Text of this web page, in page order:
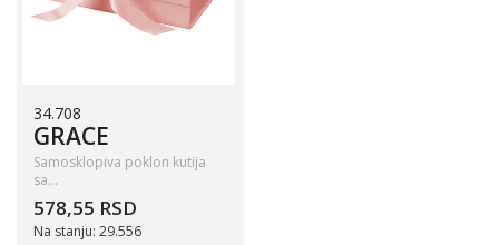
34.708
GRACE
Samosklopiva poklon kutija
sa…
578,55 RSD
Na stanju: 29.556